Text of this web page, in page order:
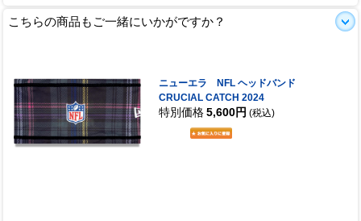
こちらの商品もご一緒にいかがですか？
ニューエラ NFL ヘッドバンド
CRUCIAL CATCH 2024
特別価格 5,600円 (税込)